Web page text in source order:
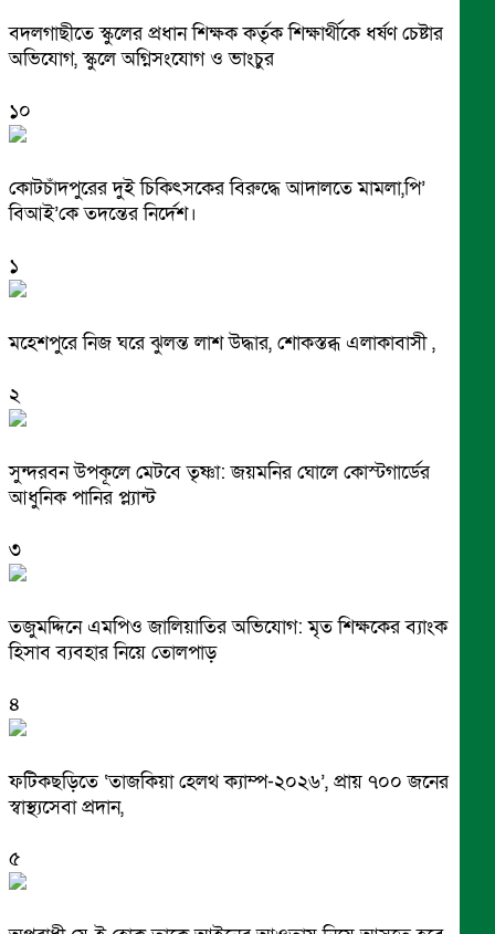
বদলগাছীতে স্কুলের প্রধান শিক্ষক কর্তৃক শিক্ষার্থীকে ধর্ষণ চেষ্টার
অভিযোগ, স্কুলে অগ্নিসংযোগ ও ভাংচুর
১০
কোটচাঁদপুরের দুই চিকিৎসকের বিরুদ্ধে আদালতে মামলা,পি’
বিআই’কে তদন্তের নির্দেশ।
১
মহেশপুরে নিজ ঘরে ঝুলন্ত লাশ উদ্ধার, শোকস্তব্ধ এলাকাবাসী ,
২
সুন্দরবন উপকূলে মেটবে তৃষ্ণা: জয়মনির ঘোলে কোস্টগার্ডের
আধুনিক পানির প্ল্যান্ট
৩
তজুমদ্দিনে এমপিও জালিয়াতির অভিযোগ: মৃত শিক্ষকের ব্যাংক
হিসাব ব্যবহার নিয়ে তোলপাড়
৪
ফটিকছড়িতে ‘তাজকিয়া হেলথ ক্যাম্প-২০২৬’, প্রায় ৭০০ জনের
স্বাস্থ্যসেবা প্রদান,
৫